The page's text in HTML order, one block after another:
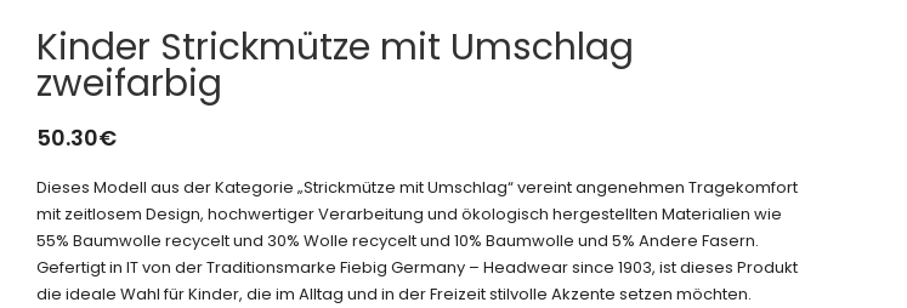
Kinder Strickmütze mit Umschlag
zweifarbig
50.30€
Dieses Modell aus der Kategorie „Strickmütze mit Umschlag“ vereint angenehmen Tragekomfort
mit zeitlosem Design, hochwertiger Verarbeitung und ökologisch hergestellten Materialien wie
55% Baumwolle recycelt und 30% Wolle recycelt und 10% Baumwolle und 5% Andere Fasern.
Gefertigt in IT von der Traditionsmarke Fiebig Germany – Headwear since 1903, ist dieses Produkt
die ideale Wahl für Kinder, die im Alltag und in der Freizeit stilvolle Akzente setzen möchten.